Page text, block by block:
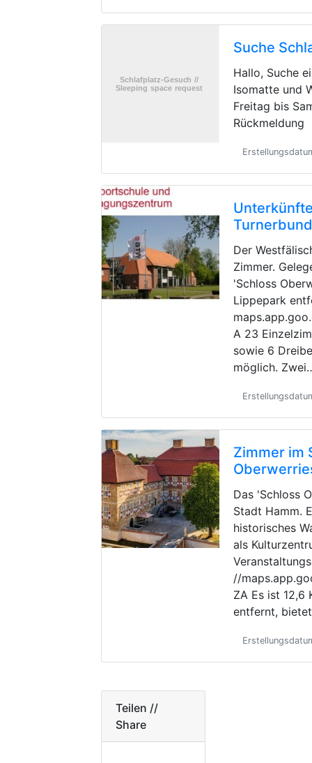
Suche
Hallo, Suche
Isomatte und
Freitag bis
Rückmeldung
Der
Zimmer.
'Schloss
Lippepark
A 23
sowie 6
möglich.
Zimmer im
Das 'Schloss
Stadt Hamm.
historisches
als
//
ZA Es ist 12,6
entfernt,
Teilen //
Share